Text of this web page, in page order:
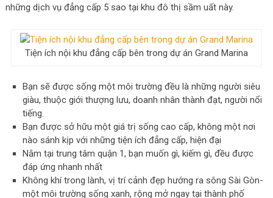
những dịch vụ đẳng cấp 5 sao tại khu đô thị sầm uất này.
Tiện ích nội khu đẳng cấp bên trong dự án Grand Marina
Bạn sẽ được sống một môi trường đều là những người siêu
giàu, thuộc giới thượng lưu, doanh nhân thành đạt, người nổi
tiếng.
Bạn được sở hữu một giá trị sống cao cấp, không một nơi
nào sánh kịp với những tiện ích đẳng cấp, hiện đại
Nằm tại trung tâm quận 1, bạn muốn gì, kiếm gì, đều được
đáp ứng nhanh nhất
Không khí trong lành, vị trí cảnh đẹp hướng ra sông Sài Gòn-
một môi trường sống xanh, rộng mở ngay tại thành phố